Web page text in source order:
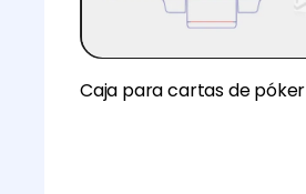
Caja para cartas de póker